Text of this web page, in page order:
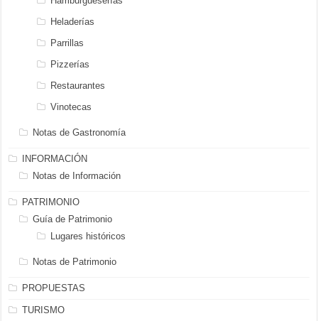
Heladerías
Parrillas
Pizzerías
Restaurantes
Vinotecas
Notas de Gastronomía
INFORMACIÓN
Notas de Información
PATRIMONIO
Guía de Patrimonio
Lugares históricos
Notas de Patrimonio
PROPUESTAS
TURISMO